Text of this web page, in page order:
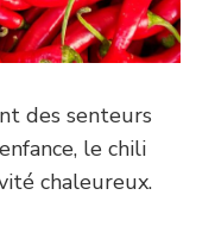
des senteurs
le chili
chaleureux.